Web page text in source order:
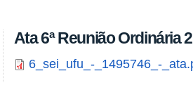
Ata 6ª Reunião Ordinária
6_sei_ufu_-_1495746_-